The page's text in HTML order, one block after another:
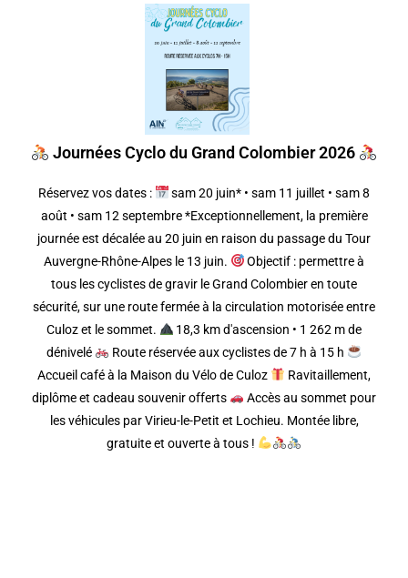
Journées Cyclo du Grand Colombier 2026
Réservez vos dates :
sam 20 juin* • sam 11 juillet • sam 8
août • sam 12 septembre *Exceptionnellement, la première
journée est décalée au 20 juin en raison du passage du Tour
Auvergne-Rhône-Alpes le 13 juin.
Objectif : permettre à
tous les cyclistes de gravir le Grand Colombier en toute
sécurité, sur une route fermée à la circulation motorisée entre
Culoz et le sommet.
18,3 km d'ascension • 1 262 m de
dénivelé
Route réservée aux cyclistes de 7 h à 15 h
Accueil café à la Maison du Vélo de Culoz
Ravitaillement,
diplôme et cadeau souvenir offerts
Accès au sommet pour
les véhicules par Virieu-le-Petit et Lochieu. Montée libre,
gratuite et ouverte à tous !